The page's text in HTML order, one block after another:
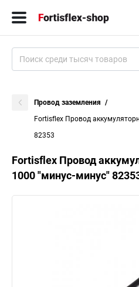
Провод заземления
Fortisflex Провод
82353
Fortisflex Провод
1000 "минус-минус"